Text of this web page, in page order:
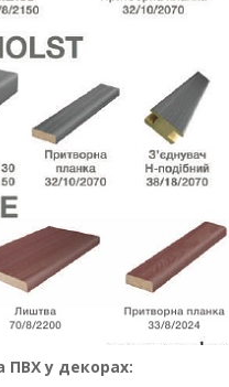
ПВХ у декорах: